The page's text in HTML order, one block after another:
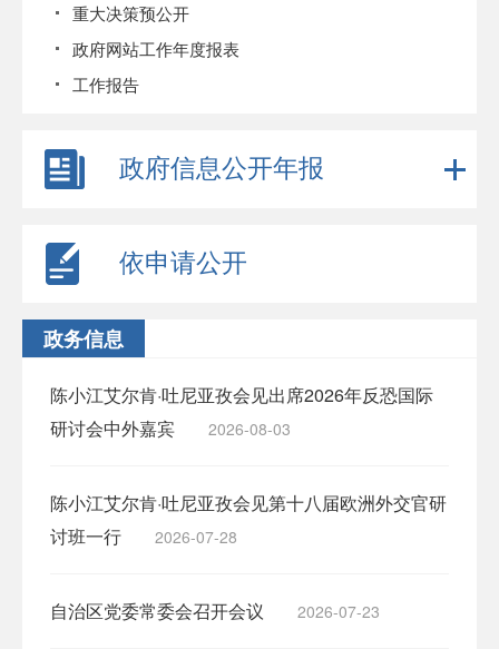
重大决策预公开
政府网站工作年度报表
工作报告
政府信息公开年报
依申请公开
政务信息
陈小江艾尔肯·吐尼亚孜会见出席2026年反恐国际
研讨会中外嘉宾
2026-08-03
陈小江艾尔肯·吐尼亚孜会见第十八届欧洲外交官研
讨班一行
2026-07-28
自治区党委常委会召开会议 2026-07-23